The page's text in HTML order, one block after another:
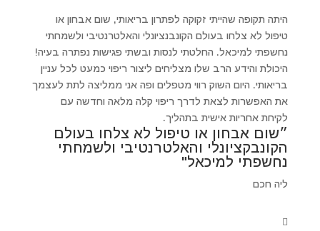
היתה תקופה שהייתי זקוקה לפתרון בריאותי, שום אבחון או
טיפול לא צלחו בעולם הקונבנציונלי והאלטרנטיבי ולשמחתי
נחשפתי למיכאל. החלטתי לנסות ובשתי פגישות נפתרה בעיה!
היכולת והידע הרב שלו מצליחים ליצור ריפוי כמעט לכל עניין
בריאותי. היום השוק רווי מטפלים ופה אני ממליצה לתת לעצמך
את האפשרות לצאת לדרך ריפוי קלה מלאה וחדשה עם
לקיחת אחריות אישית בתהליך.
״שום אבחון או טיפול לא צלחו בעולם
הקונבקציונלי והאלטרנטיבי ולשמחתי
נחשפתי למיכאל"
ליה חכם